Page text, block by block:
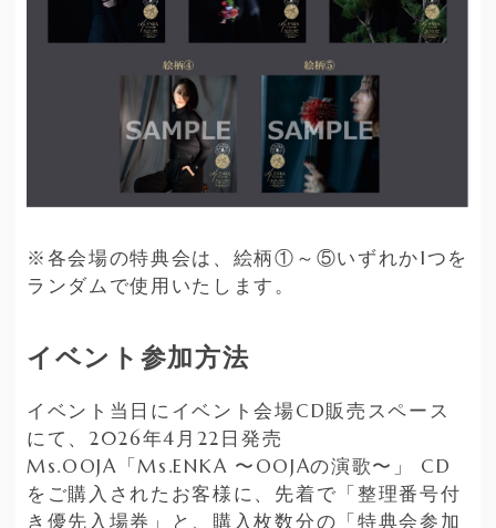
※各会場の特典会は、絵柄①～⑤いずれか1つを
ランダムで使用いたします。
イベント参加方法
イベント当日にイベント会場CD販売スペース
にて、2026年4月22日発売
Ms.OOJA「Ms.ENKA 〜OOJAの演歌〜」 CD
をご購入されたお客様に、先着で「整理番号付
き優先入場券」と、購入枚数分の「特典会参加